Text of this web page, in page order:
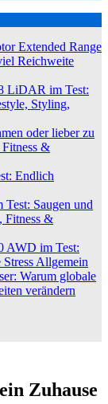
Extended Range
Reichweite
LiDAR im Test:
Styling,
oder lieber zu
&
Endlich
Saugen und
Fitness &
im Test:
Allgemein
Warum globale
verändern
Zuhause